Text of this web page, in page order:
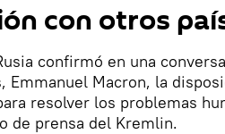
con otros
confirmó en una
Emmanuel Macron, la
resolver los problemas
de prensa del Kremlin.